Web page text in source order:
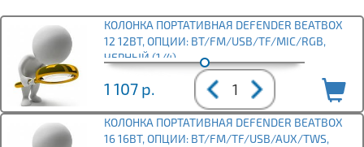
КОЛОНКА ПОРТАТИВНАЯ DEFENDER BEATBOX
12 12ВТ, ОПЦИИ: BT/FM/USB/TF/MIC/RGB,
ЧЕРНЫЙ (1/4)
1 107 р.
КОЛОНКА ПОРТАТИВНАЯ DEFENDER BEATBOX
16 16ВТ, ОПЦИИ: BT/FM/TF/USB/AUX/TWS,